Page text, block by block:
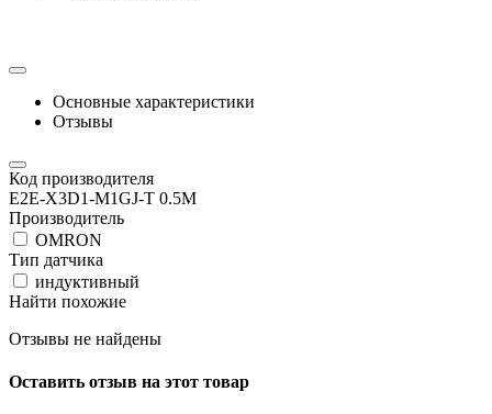
Основные характеристики
Отзывы
Код производителя
E2E-X3D1-M1GJ-T 0.5M
Производитель
OMRON
Тип датчика
индуктивный
Найти похожие
Отзывы не найдены
Оставить отзыв на этот товар